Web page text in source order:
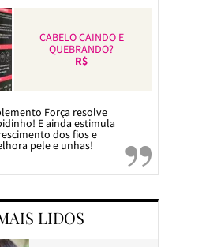
CABELO CAINDO E
QUEBRANDO?
R$
Força resolve
E ainda estimula
dos fios e
pele e unhas!
LIDOS